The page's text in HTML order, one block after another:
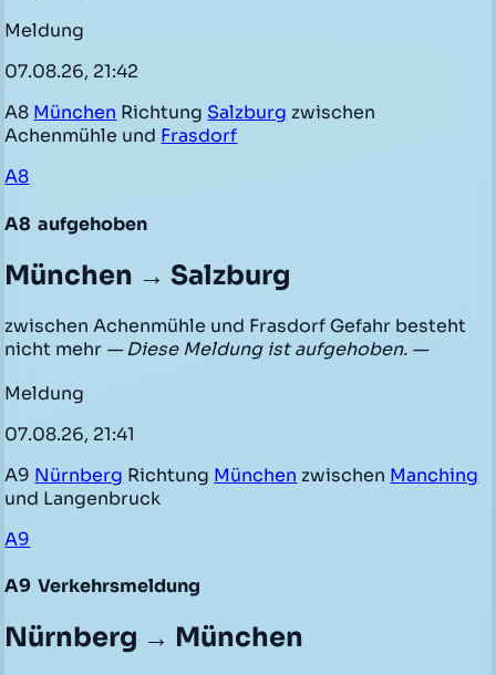
Meldung
07.08.26, 21:42
A8 München Richtung Salzburg zwischen
Achenmühle und Frasdorf
A8
A8 aufgehoben
München → Salzburg
zwischen Achenmühle und Frasdorf Gefahr besteht
nicht mehr — Diese Meldung ist aufgehoben. —
Meldung
07.08.26, 21:41
A9 Nürnberg Richtung München zwischen Manching
und Langenbruck
A9
A9 Verkehrsmeldung
Nürnberg → München